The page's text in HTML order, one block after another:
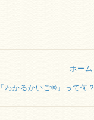
ホーム
「わかるかいご®」って何？